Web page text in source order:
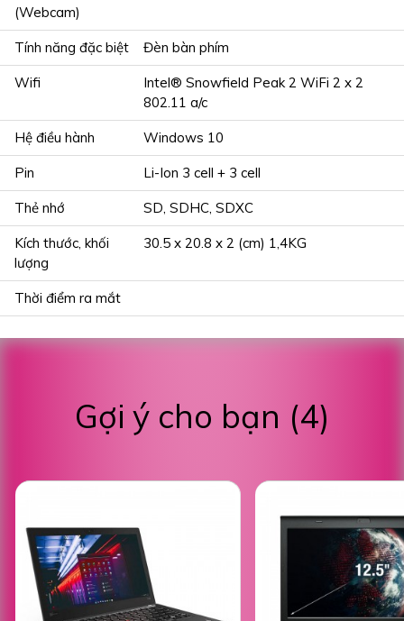
(Webcam)
Tính năng đặc biệt Đèn bàn phím
Wifi
Intel® Snowfield Peak 2 WiFi 2 x 2
802.11 a/c
Hệ điều hành Windows 10
Pin Li-Ion 3 cell + 3 cell
Thẻ nhớ SD, SDHC, SDXC
Kích thước, khối
lượng
30.5 x 20.8 x 2 (cm) 1,4KG
Thời điểm ra mắt
Gợi ý cho bạn (4)